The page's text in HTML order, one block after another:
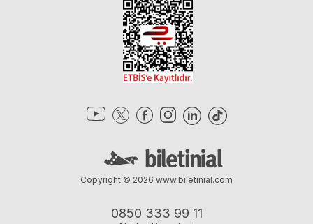
0850 333 99 11
Copyright © 2026 www.biletinial.com